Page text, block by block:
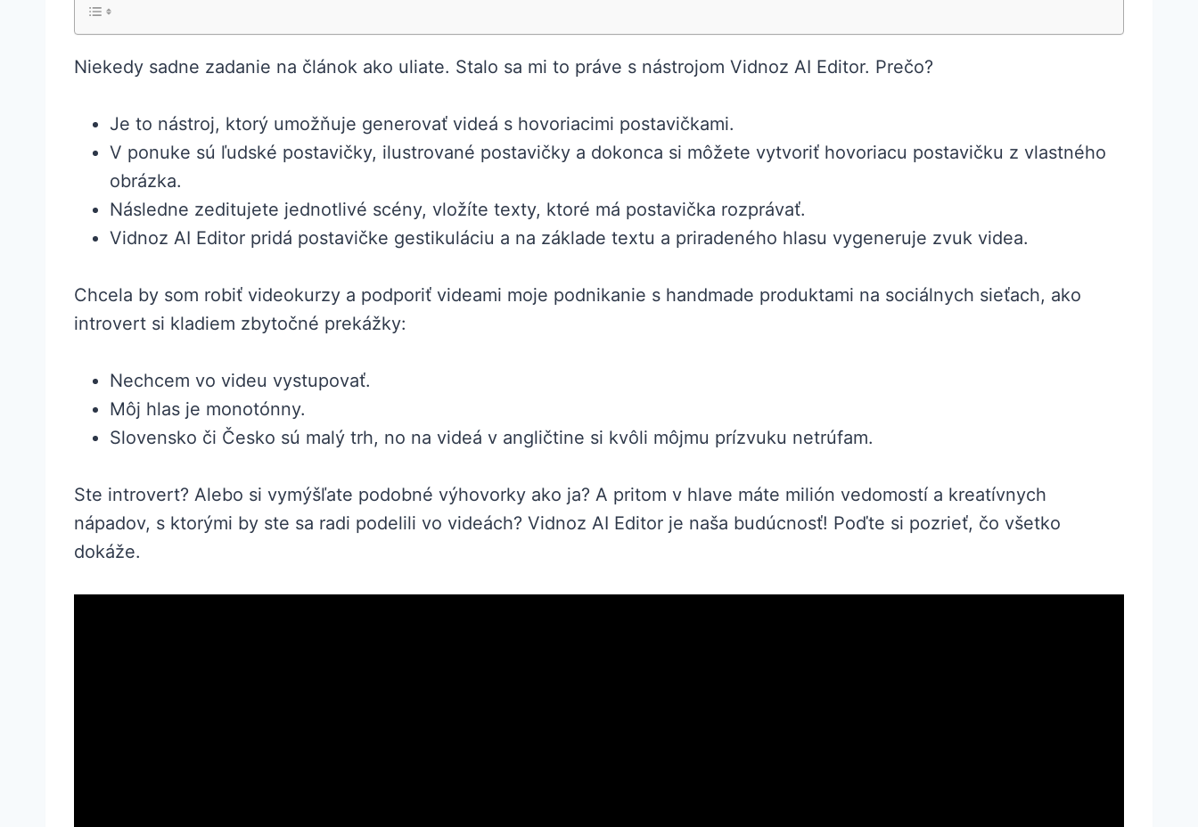
Niekedy sadne zadanie na článok ako uliate. Stalo sa mi to práve s nástrojom Vidnoz AI Editor. Prečo?
Je to nástroj, ktorý umožňuje generovať videá s hovoriacimi postavičkami.
V ponuke sú ľudské postavičky, ilustrované postavičky a dokonca si môžete vytvoriť hovoriacu postavičku z vlastného
obrázka.
Následne zeditujete jednotlivé scény, vložíte texty, ktoré má postavička rozprávať.
Vidnoz AI Editor pridá postavičke gestikuláciu a na základe textu a priradeného hlasu vygeneruje zvuk videa.
Chcela by som robiť videokurzy a podporiť videami moje podnikanie s handmade produktami na sociálnych sieťach, ako
introvert si kladiem zbytočné prekážky:
Nechcem vo videu vystupovať.
Môj hlas je monotónny.
Slovensko či Česko sú malý trh, no na videá v angličtine si kvôli môjmu prízvuku netrúfam.
Ste introvert? Alebo si vymýšľate podobné výhovorky ako ja? A pritom v hlave máte milión vedomostí a kreatívnych
nápadov, s ktorými by ste sa radi podelili vo videách? Vidnoz AI Editor je naša budúcnosť! Poďte si pozrieť, čo všetko
dokáže.